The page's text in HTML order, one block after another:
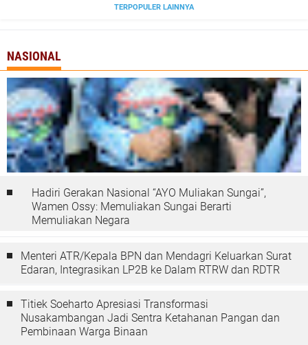
TERPOPULER LAINNYA
NASIONAL
Hadiri Gerakan Nasional “AYO Muliakan Sungai”,
Wamen Ossy: Memuliakan Sungai Berarti
Memuliakan Negara
Menteri ATR/Kepala BPN dan Mendagri Keluarkan Surat
Edaran, Integrasikan LP2B ke Dalam RTRW dan RDTR
Titiek Soeharto Apresiasi Transformasi
Nusakambangan Jadi Sentra Ketahanan Pangan dan
Pembinaan Warga Binaan